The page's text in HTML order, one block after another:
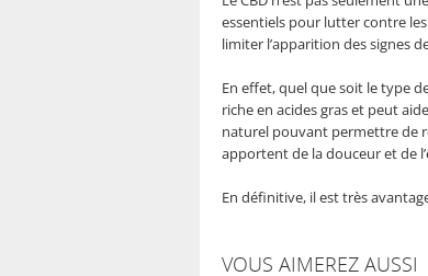
essentiels pour lutter contre
limiter l’apparition des signes
En effet, quel que soit le type
riche en acides gras et peut
naturel pouvant permettre de
apportent de la douceur et de
En définitive, il est très
VOUS AIMEREZ AUSSI